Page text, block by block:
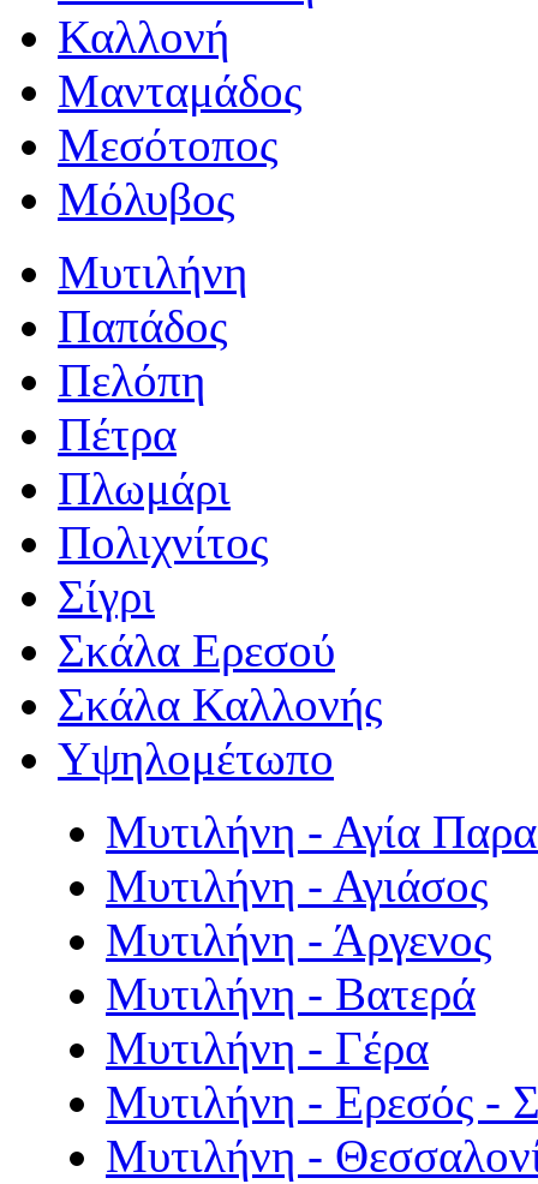
Καλλονή
Μανταμάδος
Μεσότοπος
Μόλυβος
Μυτιλήνη
Παπάδος
Πελόπη
Πέτρα
Πλωμάρι
Πολιχνίτος
Σίγρι
Σκάλα Ερεσού
Σκάλα Καλλονής
Υψηλομέτωπο
Μυτιλήνη - Αγία
Μυτιλήνη - Αγιάσος
Μυτιλήνη - Άργενος
Μυτιλήνη - Βατερά
Μυτιλήνη - Γέρα
Μυτιλήνη - Ερεσός -
Μυτιλήνη -